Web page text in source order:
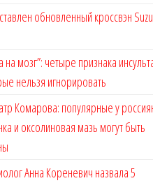
обновленный кроссвэн
на мозг”: четыре признака
нельзя игнорировать
Комарова: популярные у
и оксолиновая мазь могут быть
Анна Кореневич назвала 5